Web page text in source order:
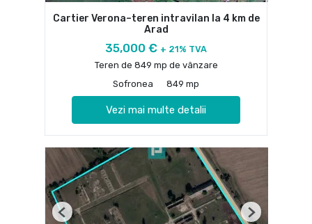
Cartier Verona–teren intravilan la 4 km de
Arad
35,000 € + 21% TVA
Teren de 849 mp de vânzare
Sofronea
849 mp
Vezi mai multe detalii
Previous Next